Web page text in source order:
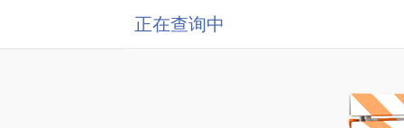
正在查询中